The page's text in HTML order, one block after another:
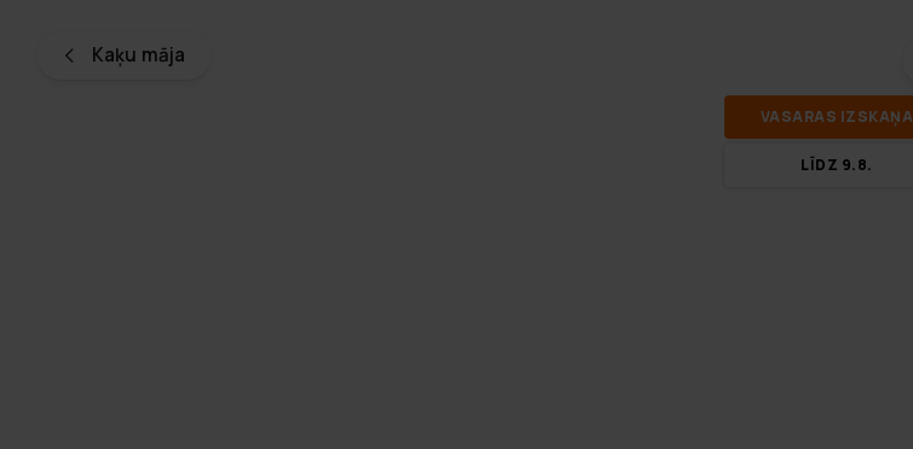
Kaķu māja
VA­SA­RAS IZ­SKA­ŅA
LĪDZ 9.8.